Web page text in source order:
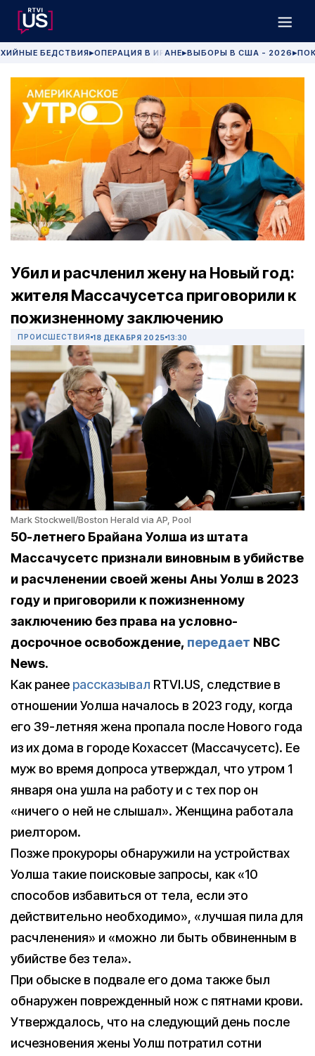
БЕДСТВИЯ▶ОПЕРАЦИЯ В ИРАНЕ▶ВЫБОРЫ В США - 2026 ▶
Убил и расчленил жену на Новый год:
жителя Массачусетса приговорили к
пожизненному заключению
ПРОИСШЕСТВИЯ 18 ДЕКАБРЯ 2025 13:30
Mark Stockwell/Boston Herald via AP, Pool
50-летнего Брайана Уолша из штата
Массачусетс признали виновным в убийстве
и расчленении своей жены Аны Уолш в 2023
году и приговорили к пожизненному
заключению без права на условно-
досрочное освобождение, передает NBC
News.
Как ранее рассказывал RTVI.US, следствие в
отношении Уолша началось в 2023 году, когда
его 39-летняя жена пропала после Нового года
из их дома в городе Кохассет (Массачусетс). Ее
муж во время допроса утверждал, что утром 1
января она ушла на работу и с тех пор он
«ничего о ней не слышал». Женщина работала
риелтором.
Позже прокуроры обнаружили на устройствах
Уолша такие поисковые запросы, как «10
способов избавиться от тела, если это
действительно необходимо», «лучшая пила для
расчленения» и «можно ли быть обвиненным в
убийстве без тела».
При обыске в подвале его дома также был
обнаружен поврежденный нож с пятнами крови.
Утверждалось, что на следующий день после
исчезновения жены Уолш потратил сотни